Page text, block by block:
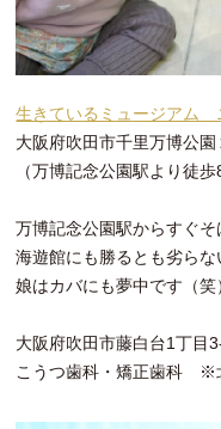
生きているミュージアム
大阪府吹田市千里万博公園
（万博記念公園駅より徒歩
万博記念公園駅からすぐそ
海遊館にも勝るとも劣らな
娘はカバにも夢中です（笑
大阪府吹田市藤白台1丁目
こうつ歯科・矯正歯科 ※